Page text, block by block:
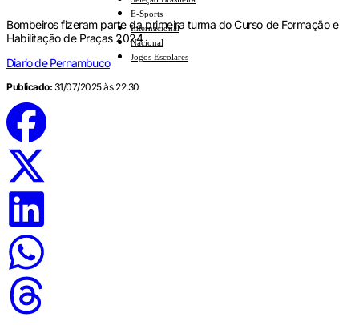
E-Sports
Internacional
Nacional
Jogos Escolares
Bombeiros fizeram parte da primeira turma do Curso de Formação e
Habilitação de Praças 2024
Diario de Pernambuco
Publicado: 31/07/2025 às 22:30